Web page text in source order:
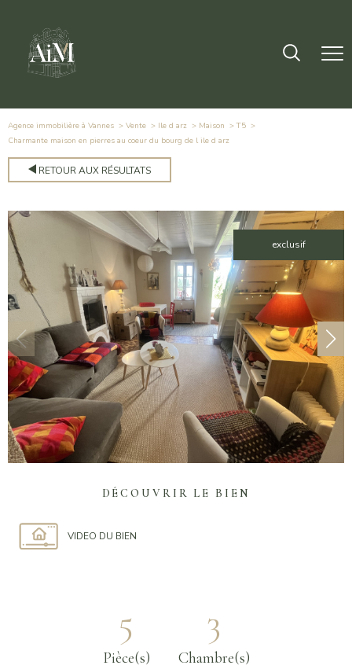
Agence immobilière à Vannes Vente Ile d arz Maison
T5
charmante maison en pierres au coeur du bourg de l ile d arz
RETOUR AUX RÉSULTATS
exclusif
DÉCOUVRIR LE BIEN
VIDEO DU BIEN
5
Pièce(s)
3
Chambre(s)